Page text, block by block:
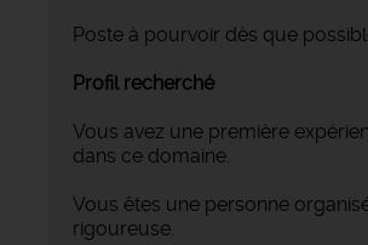
Poste à pourvoir dès que
Profil recherché
Vous avez une première
dans ce domaine.
Vous êtes une personne
rigoureuse.